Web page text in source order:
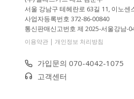
서울 강남구 테헤란로 63길 11, 이노센
사업자등록번호 372-86-00840
통신판매신고번호 제 2025-서울강남-
이용약관 | 개인정보 처리방침
가입문의 070-4042-1075
고객센터